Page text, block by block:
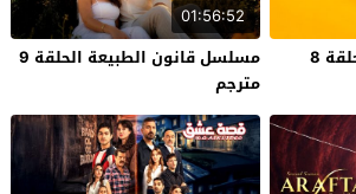
مسلسل حب محتمل الحلقة 8
01:56:52
مسلسل قانون الطبيعة الحلقة 9
مترجم